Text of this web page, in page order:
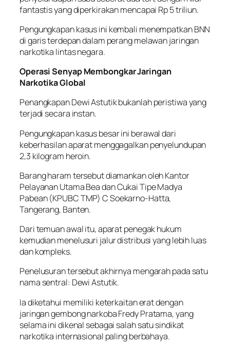
fantastis yang diperkirakan mencapai Rp 5 triliun.
Pengungkapan kasus ini kembali menempatkan BNN
di garis terdepan dalam perang melawan jaringan
narkotika lintas negara.
Operasi Senyap Membongkar Jaringan
Narkotika Global
Penangkapan Dewi Astutik bukanlah peristiwa yang
terjadi secara instan.
Pengungkapan kasus besar ini berawal dari
keberhasilan aparat menggagalkan penyelundupan
2,3 kilogram heroin.
Barang haram tersebut diamankan oleh Kantor
Pelayanan Utama Bea dan Cukai Tipe Madya
Pabean (KPUBC TMP) C Soekarno-Hatta,
Tangerang, Banten.
Dari temuan awal itu, aparat penegak hukum
kemudian menelusuri jalur distribusi yang lebih luas
dan kompleks.
Penelusuran tersebut akhirnya mengarah pada satu
nama sentral: Dewi Astutik.
Ia diketahui memiliki keterkaitan erat dengan
jaringan gembong narkoba Fredy Pratama, yang
selama ini dikenal sebagai salah satu sindikat
narkotika internasional paling berbahaya.